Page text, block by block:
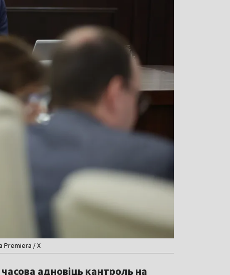
Premiera / X
адновіць кантроль на